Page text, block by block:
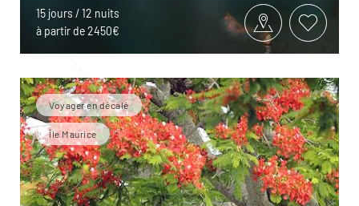
15 jours / 12 nuits
à partir de 2450€
Voyager en décalé
Île Maurice